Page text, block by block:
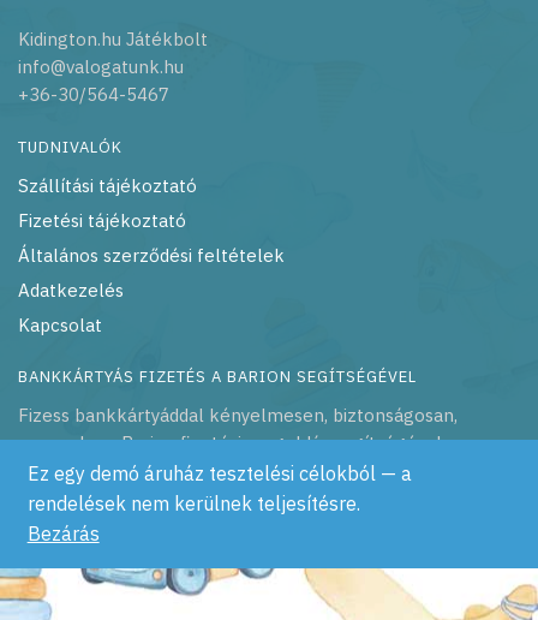
Kidington.hu Játékbolt
info@valogatunk.hu
+36-30/564-5467
TUDNIVALÓK
Szállítási tájékoztató
Fizetési tájékoztató
Általános szerződési feltételek
Adatkezelés
Kapcsolat
BANKKÁRTYÁS FIZETÉS A BARION SEGÍTSÉGÉVEL
Fizess bankkártyáddal kényelmesen, biztonságosan,
azonnal – a Barion fizetési megoldás segítségével
Ez egy demó áruház tesztelési célokból — a
rendelések nem kerülnek teljesítésre.
Bezárás